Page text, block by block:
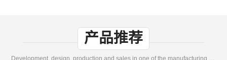
产品推荐
Development, design, production and sales in one of the manufacturing enterprises